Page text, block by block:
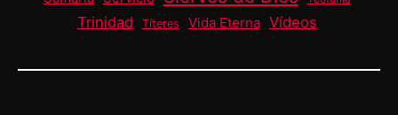
Trinidad Títeres Vida Eterna Vídeos